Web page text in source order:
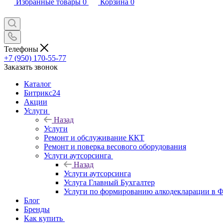
Избранные товары 0 Корзина 0
Телефоны
+7 (950) 170-55-77
Заказать звонок
Каталог
Битрикс24
Акции
Услуги
Назад
Услуги
Ремонт и обслуживание ККТ
Ремонт и поверка весового оборудования
Услуги аутсорсинга
Назад
Услуги аутсорсинга
Услуга Главный Бухгалтер
Услуги по формированию алкодекларации в
Блог
Бренды
Как купить